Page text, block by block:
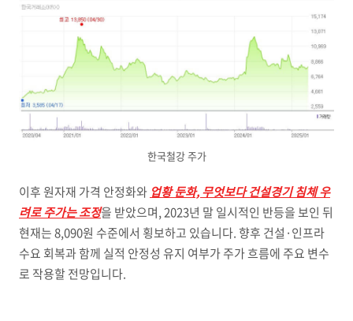
한국철강 주가
이후 원자재 가격 안정화와 업황 둔화, 무엇보다 건설경기 침체 우
려로 주가는 조정을 받았으며, 2023년 말 일시적인 반등을 보인 뒤
현재는 8,090원 수준에서 횡보하고 있습니다. 향후 건설·인프라
수요 회복과 함께 실적 안정성 유지 여부가 주가 흐름에 주요 변수
로 작용할 전망입니다.